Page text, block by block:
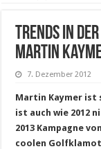
Trends in
Martin
7. Dezember 2012
Martin Kaymer ist
ist auch wie 2012
2013 Kampagne
coolen